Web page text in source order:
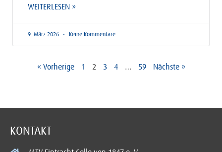
WEITERLESEN »
9. März 2026 Keine Kommentare
« Vorherige 1 2 3 4 … 59 Nächste »
KONTAKT